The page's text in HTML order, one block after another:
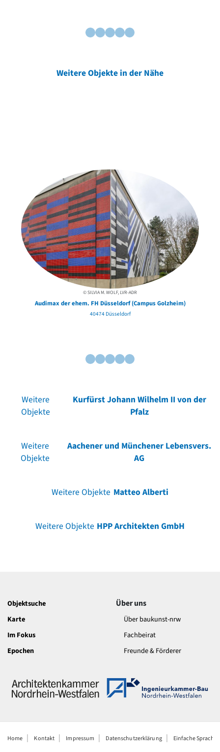
Weitere Objekte in der Nähe
© SILVIA M. WOLF, LVR-ADR
Audimax der ehem. FH Düsseldorf (Campus Golzheim)
40474 Düsseldorf
Weitere
Objekte
Kurfürst Johann Wilhelm II von der
Pfalz
Weitere
Objekte
Aachener und Münchener Lebensvers.
AG
Weitere Objekte Matteo Alberti
Weitere Objekte HPP Architekten GmbH
Objektsuche
Karte
Im Fokus
Epochen
Über uns
Über baukunst-nrw
Fachbeirat
Freunde & Förderer
Home Kontakt Impressum Datenschutzerklärung Einfache Sprache